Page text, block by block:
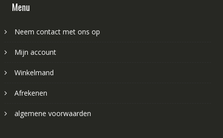
Menu
Neem contact met ons op
Mijn account
Winkelmand
Afrekenen
algemene voorwaarden